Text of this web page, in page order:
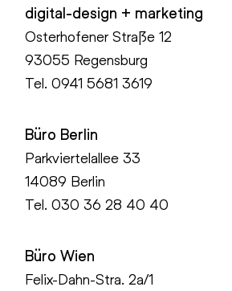
digital-design + marketing
Osterhofener Straße 12
93055 Regensburg
Tel.0941 5681 3619
Büro Berlin
Parkviertelallee 33
14089 Berlin
Tel.030 36 28 40 40
Büro Wien
Felix-Dahn-Stra. 2a/1